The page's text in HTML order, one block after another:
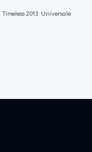
Timeless 2013 Universale